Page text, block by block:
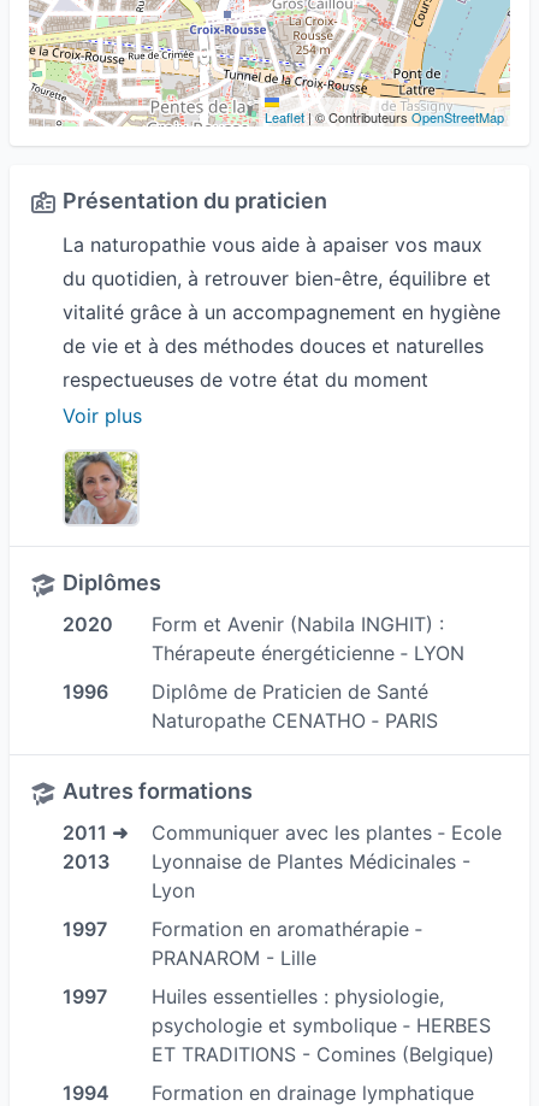
Leaflet|© ContributeursOpenStreetMap
Présentation du praticien
La naturopathie vous aide à apaiser vos maux
du quotidien, à retrouver bien-être, équilibre et
vitalité grâce à un accompagnement en hygiène
de vie et à des méthodes douces et naturelles
respectueuses de votre état du moment
(phytothérapie, olfactothérapie, massage,
respiration, alimentation, micronutrition…)
L'énergétique grâce aux soins et aux massages
phyto-sensitifs (utilisation des plantes sous
forme d'huiles essentielles, fleurs de Bach,
vibratoires…) proposés amène vers une nouvelle
énergie de vie, de transformation et de bien-être
pendant les périodes critiques (fatigue, manque
de motivation, changement de vie etc.) tant sur
le plan physique qu'émotionnel.
Voir plus
Diplômes
2020
Form et Avenir (Nabila INGHIT) :
Thérapeute énergéticienne ‐ LYON
1996
Diplôme de Praticien de Santé
Naturopathe CENATHO ‐ PARIS
Autres formations
2011 ➜
2013
Communiquer avec les plantes ‐ Ecole
Lyonnaise de Plantes Médicinales -
Lyon
1997
Formation en aromathérapie ‐
PRANAROM - Lille
1997
Huiles essentielles : physiologie,
psychologie et symbolique ‐ HERBES
ET TRADITIONS - Comines (Belgique)
1994
Formation en drainage lymphatique